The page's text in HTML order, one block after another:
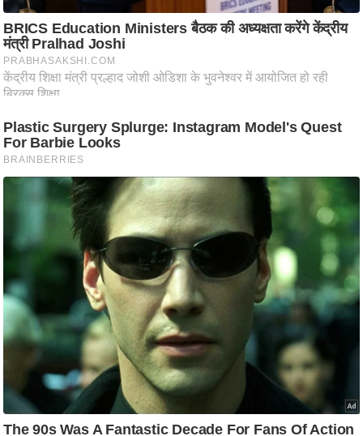
श्ले
ष
ण
स
म
म
यि
क
भू
स्तं
भ
ए
आ
र